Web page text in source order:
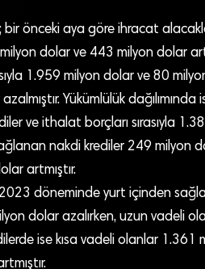
bir önceki aya göre ihracat
milyon dolar ve 443 milyon dolar
1.959 milyon dolar ve 80
Yükümlülük dağılımında
ve ithalat borçları sırasıyla
nakdi krediler 249 milyon
artmıştır.
2023 döneminde yurt içinden
dolar azalırken, uzun vadeli
ise kısa vadeli olanlar 1.361